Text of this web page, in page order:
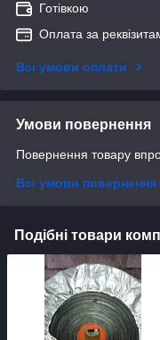
Готівкою
Оплата за
Всі умови оплати
Умови повернення
Повернення товару
Всі умови повернення
Подібні товари